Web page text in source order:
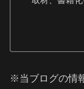
※当ブログの情